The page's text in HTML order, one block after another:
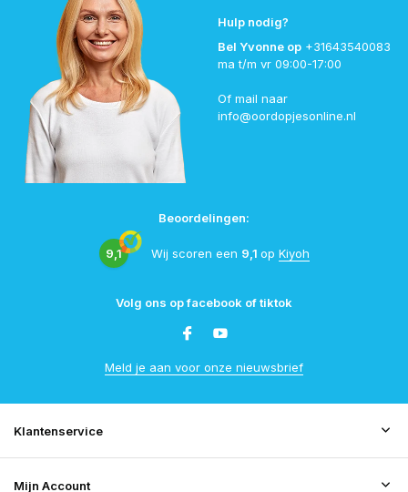
Hulp nodig?
Bel Yvonne op +31643540083
ma t/m vr 09:00-17:00
Of mail naar
info@oordopjesonline.nl
Beoordelingen:
9,1 Wij scoren een 9,1 op Kiyoh
Volg ons op facebook of tiktok
Meld je aan voor onze nieuwsbrief
Klantenservice
Mijn Account